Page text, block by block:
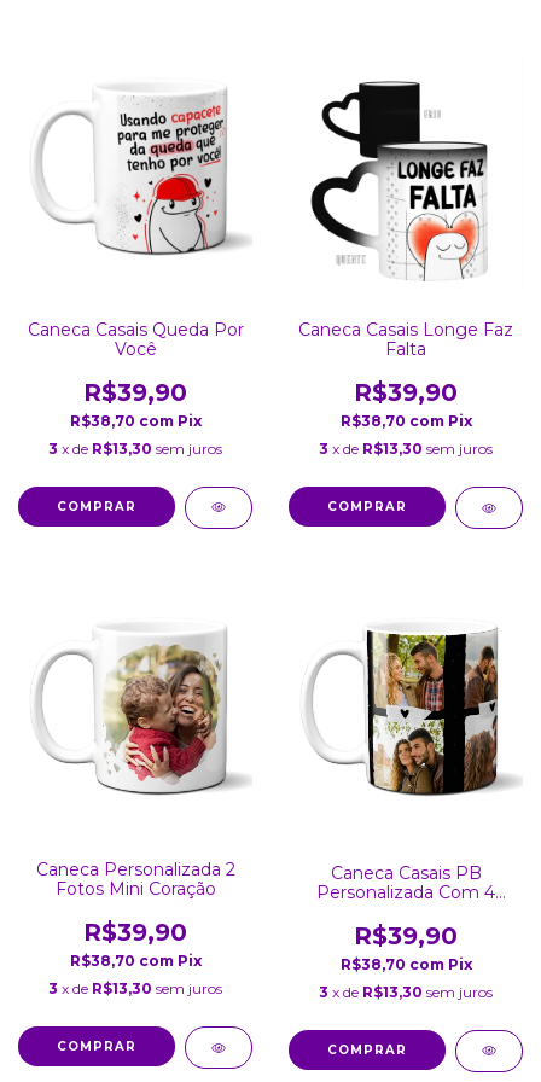
Caneca Casais Queda Por
Você
R$39,90
R$38,70 com Pix
3 x de R$13,30 sem juros
COMPRAR
Caneca Casais Longe Faz
Falta
R$39,90
R$38,70 com Pix
3 x de R$13,30 sem juros
COMPRAR
Caneca Personalizada 2
Fotos Mini Coração
R$39,90
R$38,70 com Pix
3 x de R$13,30 sem juros
COMPRAR
Caneca Casais PB
Personalizada Com 4
R$39,90
R$38,70 com Pix
3 x de R$13,30 sem juros
COMPRAR